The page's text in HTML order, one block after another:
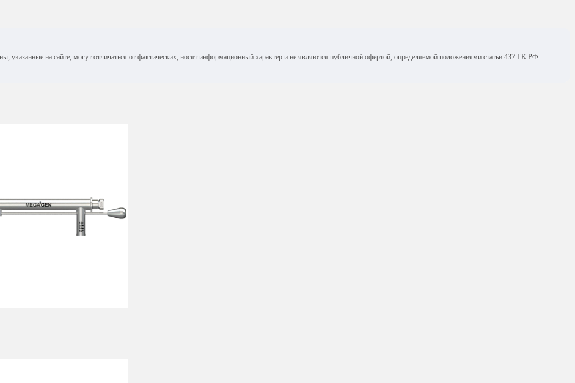
указанные на сайте, могут отличаться от фактических, носят информационный характер и не являются публичной офертой, определяемой положениями статьи 437 ГК РФ.